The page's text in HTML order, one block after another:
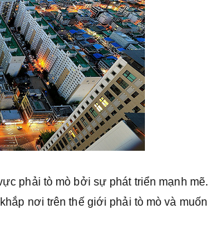
phải tò mò bởi sự phát triển mạnh mẽ.
nơi trên thế giới phải tò mò và muốn